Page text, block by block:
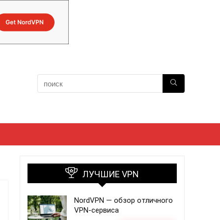
ЛУЧШИЕ VPN
NordVPN — обзор отличного
VPN-сервиса